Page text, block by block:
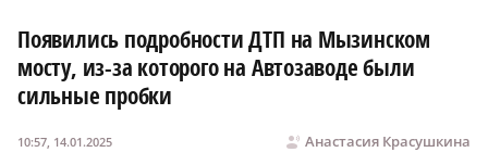
Появились подробности ДТП на Мызинском
мосту, из-за которого на Автозаводе были
сильные пробки
Анастасия Красушкина
10:57, 14.01.2025